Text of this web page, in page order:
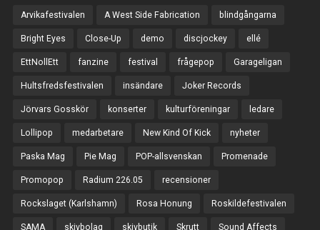
Arvikafestivalen A West Side Fabrication blindgångarna
Bright Eyes Close-Up demo discjockey ellé
EttNollEtt fanzine festival frågepop Garageligan
Hultsfredsfestivalen insändare Joker Records
Jörvars Gosskör konserter kulturföreningar ledare
Lollipop medarbetare New Kind Of Kick nyheter
Paska Mag Pie Mag POP-allsvenskan Promenade
Promopop Radium 226.05 recensioner
Rockslaget (Karlshamn) Rosa Honung Roskildefestivalen
SAMA skivbolag skivbutik Skrutt Sound Affects